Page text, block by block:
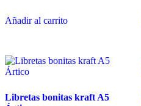
Añadir al carrito
Libretas bonitas kraft A5